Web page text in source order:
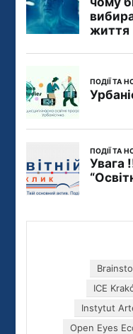
ICE
Instytut
Open Eyes